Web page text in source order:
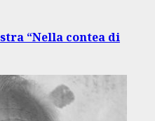
“Nella contea di